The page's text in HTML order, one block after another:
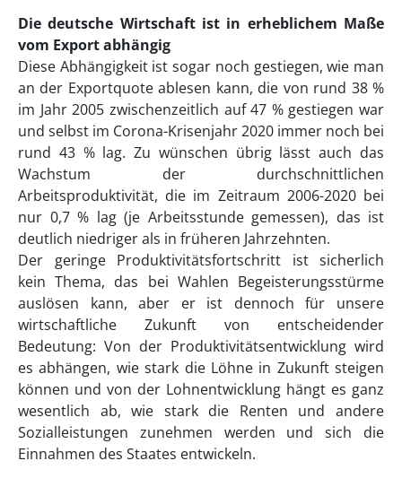
Die deutsche Wirtschaft ist in erheblichem Maße
vom Export abhängig
Diese Abhängigkeit ist sogar noch gestiegen, wie man
an der Exportquote ablesen kann, die von rund 38 %
im Jahr 2005 zwischenzeitlich auf 47 % gestiegen war
und selbst im Corona-Krisenjahr 2020 immer noch bei
rund 43 % lag. Zu wünschen übrig lässt auch das
Wachstum der durchschnittlichen
Arbeitsproduktivität, die im Zeitraum 2006-2020 bei
nur 0,7 % lag (je Arbeitsstunde gemessen), das ist
deutlich niedriger als in früheren Jahrzehnten.
Der geringe Produktivitätsfortschritt ist sicherlich
kein Thema, das bei Wahlen Begeisterungsstürme
auslösen kann, aber er ist dennoch für unsere
wirtschaftliche Zukunft von entscheidender
Bedeutung: Von der Produktivitätsentwicklung wird
es abhängen, wie stark die Löhne in Zukunft steigen
können und von der Lohnentwicklung hängt es ganz
wesentlich ab, wie stark die Renten und andere
Sozialleistungen zunehmen werden und sich die
Einnahmen des Staates entwickeln.